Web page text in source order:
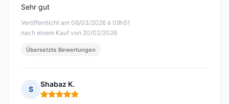
Veröffentlicht am 06/03/2026 à 09h51
nach einem Kauf von 20/02/2026
Sehr gut
Übersetzte Bewertungen
S
Shabaz K.
Hinweis: 5 von 5